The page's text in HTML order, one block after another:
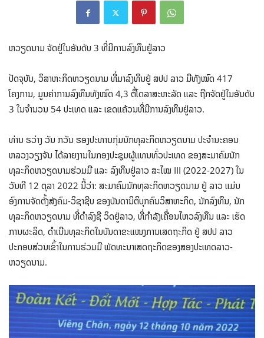
ຫວຽດນາມ ຈັດຢູ່ໃນອັນດັບ 3 ທີ່ມີການລົງທຶນຢູ່ລາວ
ປັດຈຸບັນ, ວິສາຫະກິດຫວຽດນາມ ທີ່ມາລົງທຶນຢູ່ ສປປ ລາວ ມີທັງໝົດ 417
ໂຄງການ, ມູນຄ່າການລົງທຶນທັງໝົດ 4,3 ຕື້ໂດລາສະຫະລັດ ແລະ ຖືກຈັດຢູ່ໃນອັນດັບ
3 ໃນຈໍານວນ 54 ປະເທດ ແລະ ເຂດແຄ້ວນທີ່ມີການລົງທຶນຢູ່ລາວ.
ທ່ານ ຣວ່າງ ວັນ ກວັນ ຮອງປະທານກຸ່ມນັກທຸລະກິດຫວຽດນາມ ປະຈຳນະຄອນ
ຫລວງວຽງຈັນ ໄດ້ລາຍງານໃນກອງປະຊຸມຜູ້ແທນທົ່ວປະເທດ ຂອງສະມາຄົມນັກ
ທຸລະກິດຫວຽດນາມຮ່ວມມື ແລະ ລົງທຶນຢູ່ລາວ ສະໄໝ III (2022-2027) ໃນ
ວັນທີ 12 ຕຸລາ 2022 ນີ້ວ່າ: ສະມາຄົມນັກທຸລະກິດຫວຽດນາມ ຢູ່ ລາວ ແມ່ນ
ອົງການຈັດຕັ້ງສັງຄົມ-ວິຊາຊີບ ຂອງບັນດານິຕິບຸກຄົນວິສາຫະກິດ, ນັກລົງທຶນ, ນັກ
ທຸລະກິດຫວຽດນາມ ທີ່ດຳລົງຊີ ວິດຢູ່ລາວ, ທີ່ກຳລັງເຄື່ອນໄຫວລົງທຶນ ແລະ ເຮັດ
ການຜະລິດ, ດຳເນີນທຸລະກິດໃນບັນດາຂະແໜງການເສດຖະກິດ ຢູ່ ສປປ ລາວ
ປະກອບສ່ວນເຂົ້າໃນການຮ່ວມມື ພັດທະນາເສດຖະກິດຂອງສອງປະເທດລາວ-
ຫວຽດນາມ.